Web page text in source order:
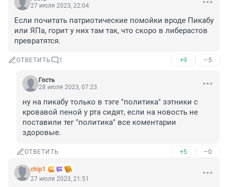
27 июля 2023, 22:04
Если почитать патриотические помойки вроде Пикабу
или ЯПа, горит у них там так, что скоро в либeраcтов
превратятся.
ОТВЕТИТЬ 1 +9 –5
Гость
28 июля 2023, 07:23
ну на пикабу только в тэге "политика" зэтники с
кровавой пеной у рта сидят, если на новость не
поставили тег "политика" все коментарии
здоровые.
ОТВЕТИТЬ +5 –0
chip1
27 июля 2023, 21:51